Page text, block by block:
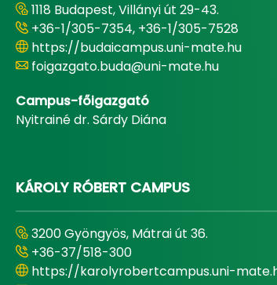
1118 Budapest, Villányi út 29-43.
+36-1/305-7354, +36-1/305-7528
https://budaicampus.uni-mate.hu
foigazgato.buda@uni-mate.hu
Campus-főigazgató
Nyitrainé dr. Sárdy Diána
KÁROLY RÓBERT CAMPUS
3200 Gyöngyös, Mátrai út 36.
+36-37/518-300
https://karolyrobertcampus.uni-